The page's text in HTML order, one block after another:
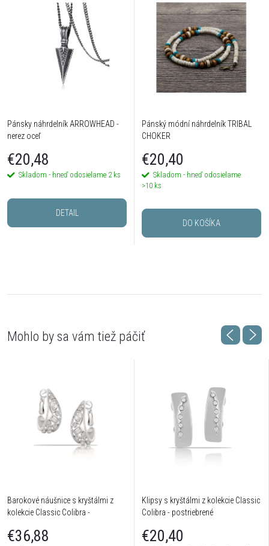
Pánsky náhrdelník ARROWHEAD -
nerez oceľ
€20,48
Skladom - hneď odosielame 2 ks
DETAIL
Pánský módní náhrdelník TRIBAL
CHOKER
€20,40
Skladom - hneď odosielame
>10 ks
DO KOŠÍKA
Barokové náušnice s kryštálmi z
kolekcie Classic Colibra -
€36,88
Klipsy s kryštálmi z kolekcie Classic
Colibra - postriebrené
€20,40